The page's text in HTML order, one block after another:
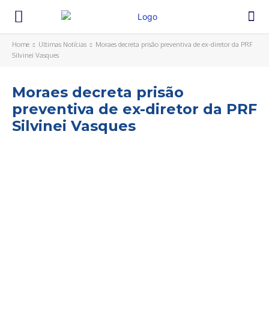
Home Ultimas Notícias
Moraes decreta prisão preventiva de ex-diretor da PRF
Silvinei Vasques
Moraes decreta prisão
preventiva de ex-diretor da PRF
Silvinei Vasques